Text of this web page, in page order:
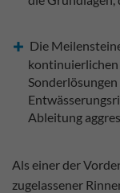
Die
Ableitung
Als einer der
zugelassener